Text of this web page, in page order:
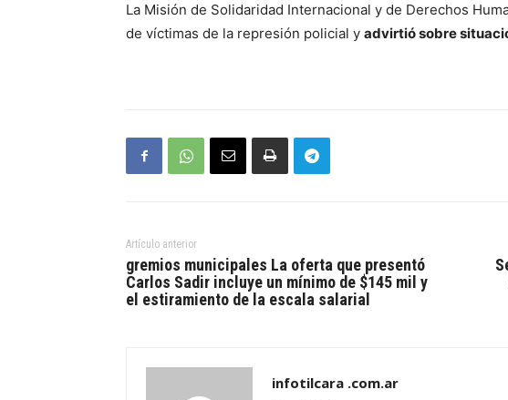
La Misión de Solidaridad Internacional y de Derechos
de víctimas de la represión policial y advirtió sobre
Artículo anterior
gremios municipales La oferta que presentó
Carlos Sadir incluye un mínimo de $145 mil y
el estiramiento de la escala salarial
infotilcara .com.ar